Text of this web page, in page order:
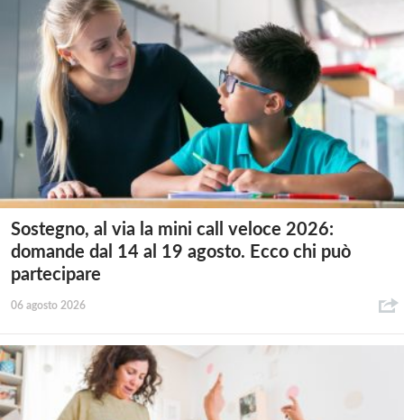
Sostegno, al via la mini call veloce 2026:
domande dal 14 al 19 agosto. Ecco chi può
partecipare
06 agosto 2026